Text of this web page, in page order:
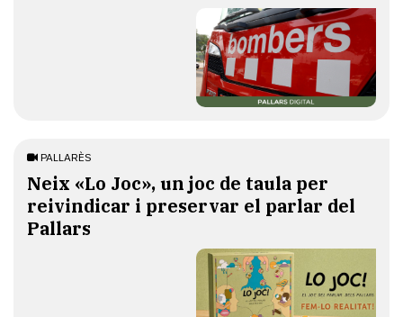
PALLARÈS
​Neix «Lo Joc», un joc de taula per
reivindicar i preservar el parlar del
Pallars